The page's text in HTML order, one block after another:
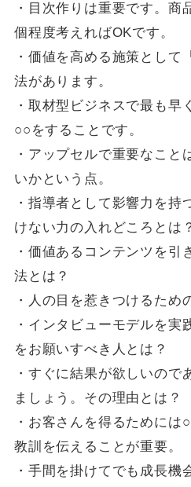
・目次作りは重要です。商
個程度考えればOKです。
・価値を高める施策として
法があります。
・取材型ビジネスで最も早
○○をすることです。
・アップセルで重要なこと
いかという点。
・指導者として影響力を持
けない力の入れどころとは
・価値あるコンテンツを引
法とは？
・人の目を惹きつけるため
・インタビューモデルを実
をお願いすべき人とは？
・すぐに結果が欲しいので
ましょう。その理由とは？
・お客さんを得るためには
教訓を伝えることが重要。
・手間を掛けてでも成長機